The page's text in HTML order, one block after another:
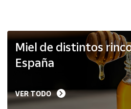
Vendedores
Mapa de
Hazte
vendedor
Miel de distintos
España
VER TODO